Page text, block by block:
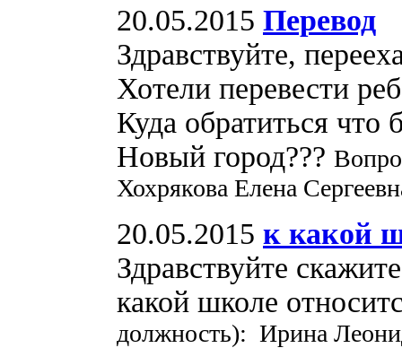
20.05.2015 Перевод
Здравствуйте,
Хотели перевести
Куда обратиться что
Новый город???
Хохрякова Елена
20.05.2015 к какой
Здравствуйте
какой школе
должность): Ирина